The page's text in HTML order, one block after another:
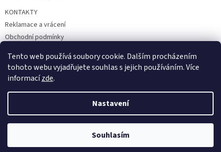
Tento web používá soubory cookie. Dalším procházením
tohoto webu vyjadřujete souhlas s jejich používáním. Více
informacízde.
Nastavení
Souhlasím
KONTAKTY
Reklamace a vrácení
Obchodní podmínky
Doprava a platba
Vytvořil Shoptet
Vtipné dárky. Všechna práva vyhrazena.